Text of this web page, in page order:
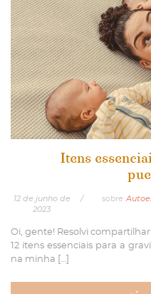
Itens
12 de junho de
2023
/ sobre
Oi, gente! Resolvi
12 itens essenciais para a
na minha […]